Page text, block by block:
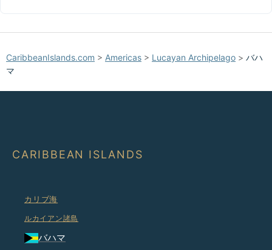
CaribbeanIslands.com > Americas > Lucayan Archipelago > バハ
マ
CARIBBEAN ISLANDS
カリブ海
ルカイアン諸島
バハマ